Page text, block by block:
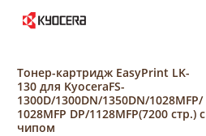
Тонер-картридж EasyPrint LK-
130 для KyoceraFS-
1300D/1300DN/1350DN/1028MFP/
1028MFP DP/1128MFP(7200 стр.) с
чипом